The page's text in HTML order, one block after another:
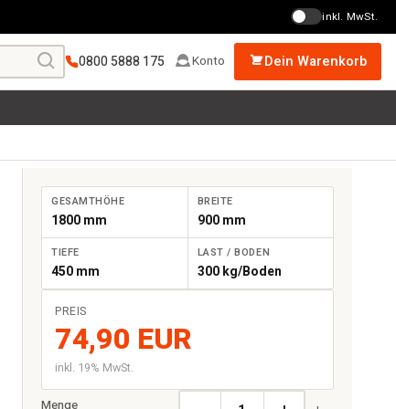
inkl. MwSt.
0800 5888 175 Konto Dein Warenkorb
GESAMTHÖHE
1800 mm
BREITE
900 mm
TIEFE
450 mm
LAST / BODEN
300 kg/Boden
PREIS
74,90 EUR
inkl. 19% MwSt.
Menge